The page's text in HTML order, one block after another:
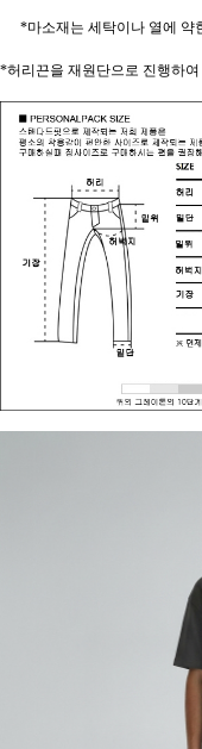
*마소재는 세탁이나 열에 약
*허리끈을 재원단으로 진행하